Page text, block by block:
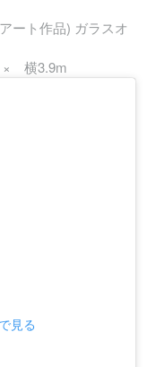
ート作品) ガラスオ
× 横3.9m
見る